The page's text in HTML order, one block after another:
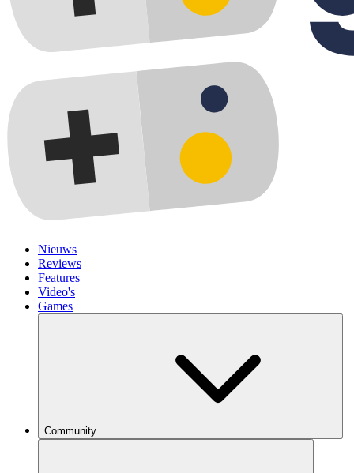
Nieuws
Reviews
Features
Video's
Games
Community